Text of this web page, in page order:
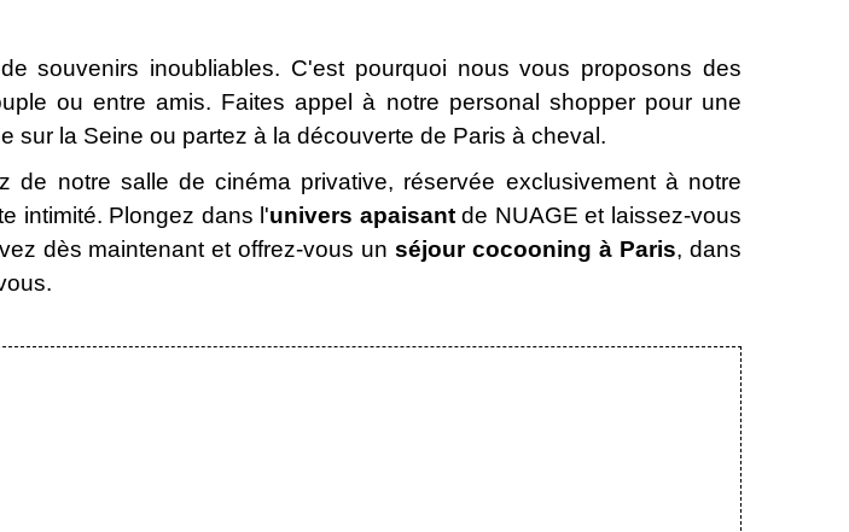
souvenirs inoubliables. C'est pourquoi nous vous proposons des
ou entre amis. Faites appel à notre personal shopper pour une
la Seine ou partez à la découverte de Paris à cheval.
de notre salle de cinéma privative, réservée exclusivement à notre
intimité. Plongez dans l'univers apaisantde NUAGE et laissez-vous
dès maintenant et offrez-vous unséjour cocooning à Paris, dans